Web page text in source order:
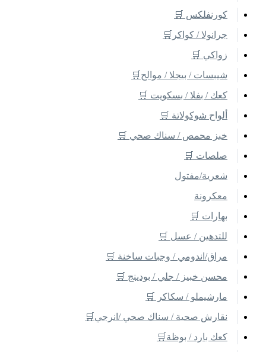
كورنفلكس 🛒
جرانولا / كواكر🛒
زواكي 🛒
شيبسات / بيجلا / موالح🛒
كعك / بفلا / بسكويت 🛒
ألواح شوكولاتة 🛒
خبز محمص / سناك صحي 🛒
صلصات 🛒
شعرية/مفتول
معكرونة
بهارات 🛒
للتدهين / عسل 🛒
مراق/اندومي / وجبات ساخنة 🛒
محسن خبيز / جلي / بودينج 🛒
مارشيملو / سكاكر 🛒
نقارش صحية / سناك صحي /انرجي🛒
كعك بارد / بوظة🛒